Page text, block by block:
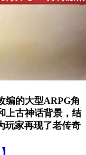
编的大型ARPG角
上古神话背景，结
玩家再现了老传奇